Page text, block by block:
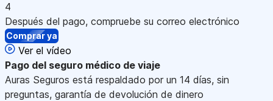
4
Después del pago, compruebe su correo electrónico
Comprar ya
Ver el vídeo
Pago del seguro médico de viaje
Auras Seguros está respaldado por un 14 días, sin
preguntas, garantía de devolución de dinero